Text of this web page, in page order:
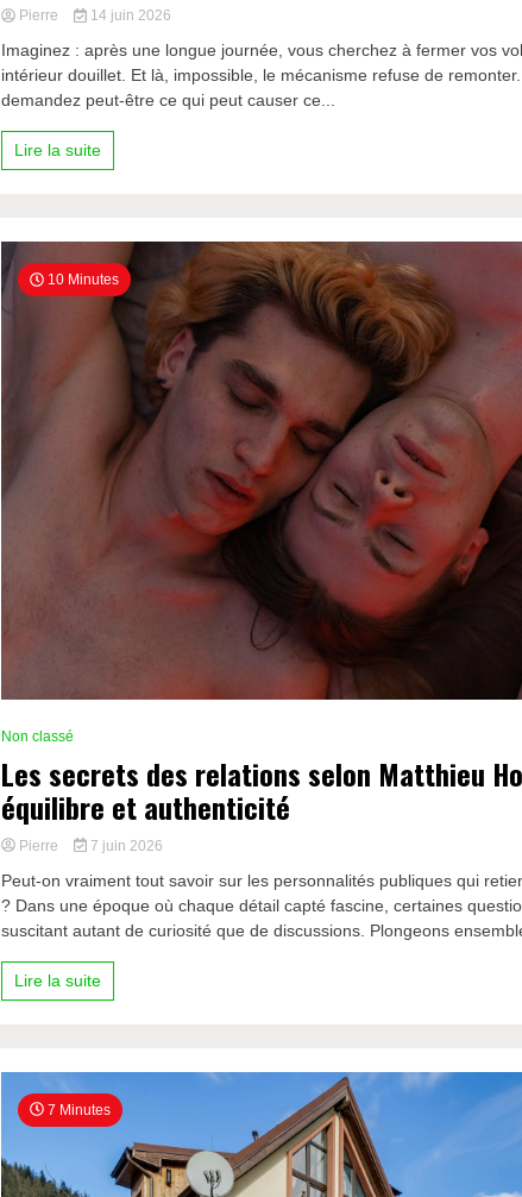
Pierre 14 juin 2026
Imaginez : après une longue journée, vous cherchez à fermer vos
intérieur douillet. Et là, impossible, le mécanisme refuse de
demandez peut-être ce qui peut causer ce...
Lire la suite
10 Minutes
Non classé
Les secrets des relations selon Matthieu
équilibre et authenticité
Pierre 7 juin 2026
Peut-on vraiment tout savoir sur les personnalités publiques qui
? Dans une époque où chaque détail capté fascine, certaines
suscitant autant de curiosité que de discussions. Plongeons
Lire la suite
7 Minutes